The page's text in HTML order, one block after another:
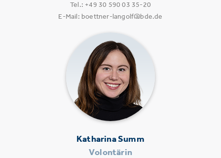
Tel.: +49 30 590 03 35-20
E-Mail: boettner-langolf@bde.de
Katharina Summ
Volontärin